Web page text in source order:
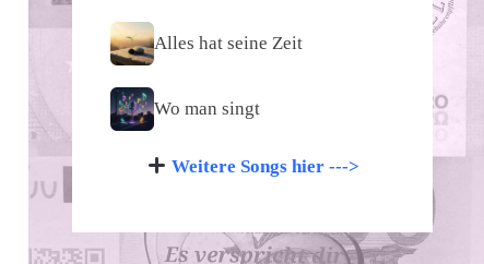
Alles hat seine Zeit
Wo man singt
Weitere Songs hier --->